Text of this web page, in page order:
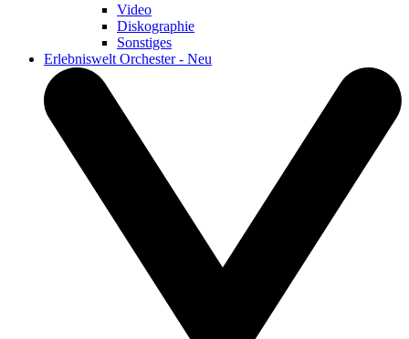
Video
Diskographie
Sonstiges
Erlebniswelt Orchester - Neu